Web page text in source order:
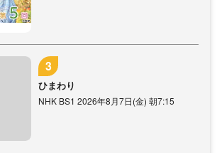
ひまわり
NHK BS1 2026年8月7日(金) 朝7:15